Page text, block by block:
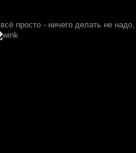
просто - ничего делать не